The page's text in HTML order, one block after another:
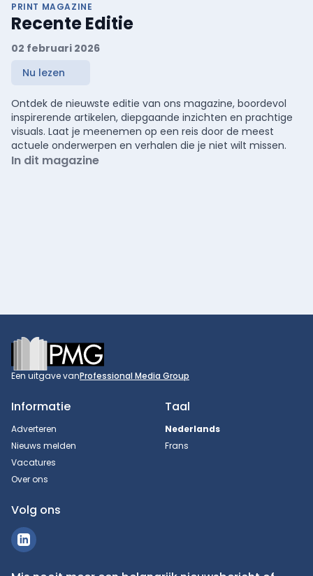
PRINT MAGAZINE
Recente Editie
02 februari 2026
Nu lezen
Ontdek de nieuwste editie van ons magazine, boordevol
inspirerende artikelen, diepgaande inzichten en prachtige
visuals. Laat je meenemen op een reis door de meest
actuele onderwerpen en verhalen die je niet wilt missen.
In dit magazine
Footer
Een uitgave vanProfessional Media Group
Informatie
Adverteren
Nieuws melden
Vacatures
Over ons
Taal
Nederlands
Frans
Volg ons